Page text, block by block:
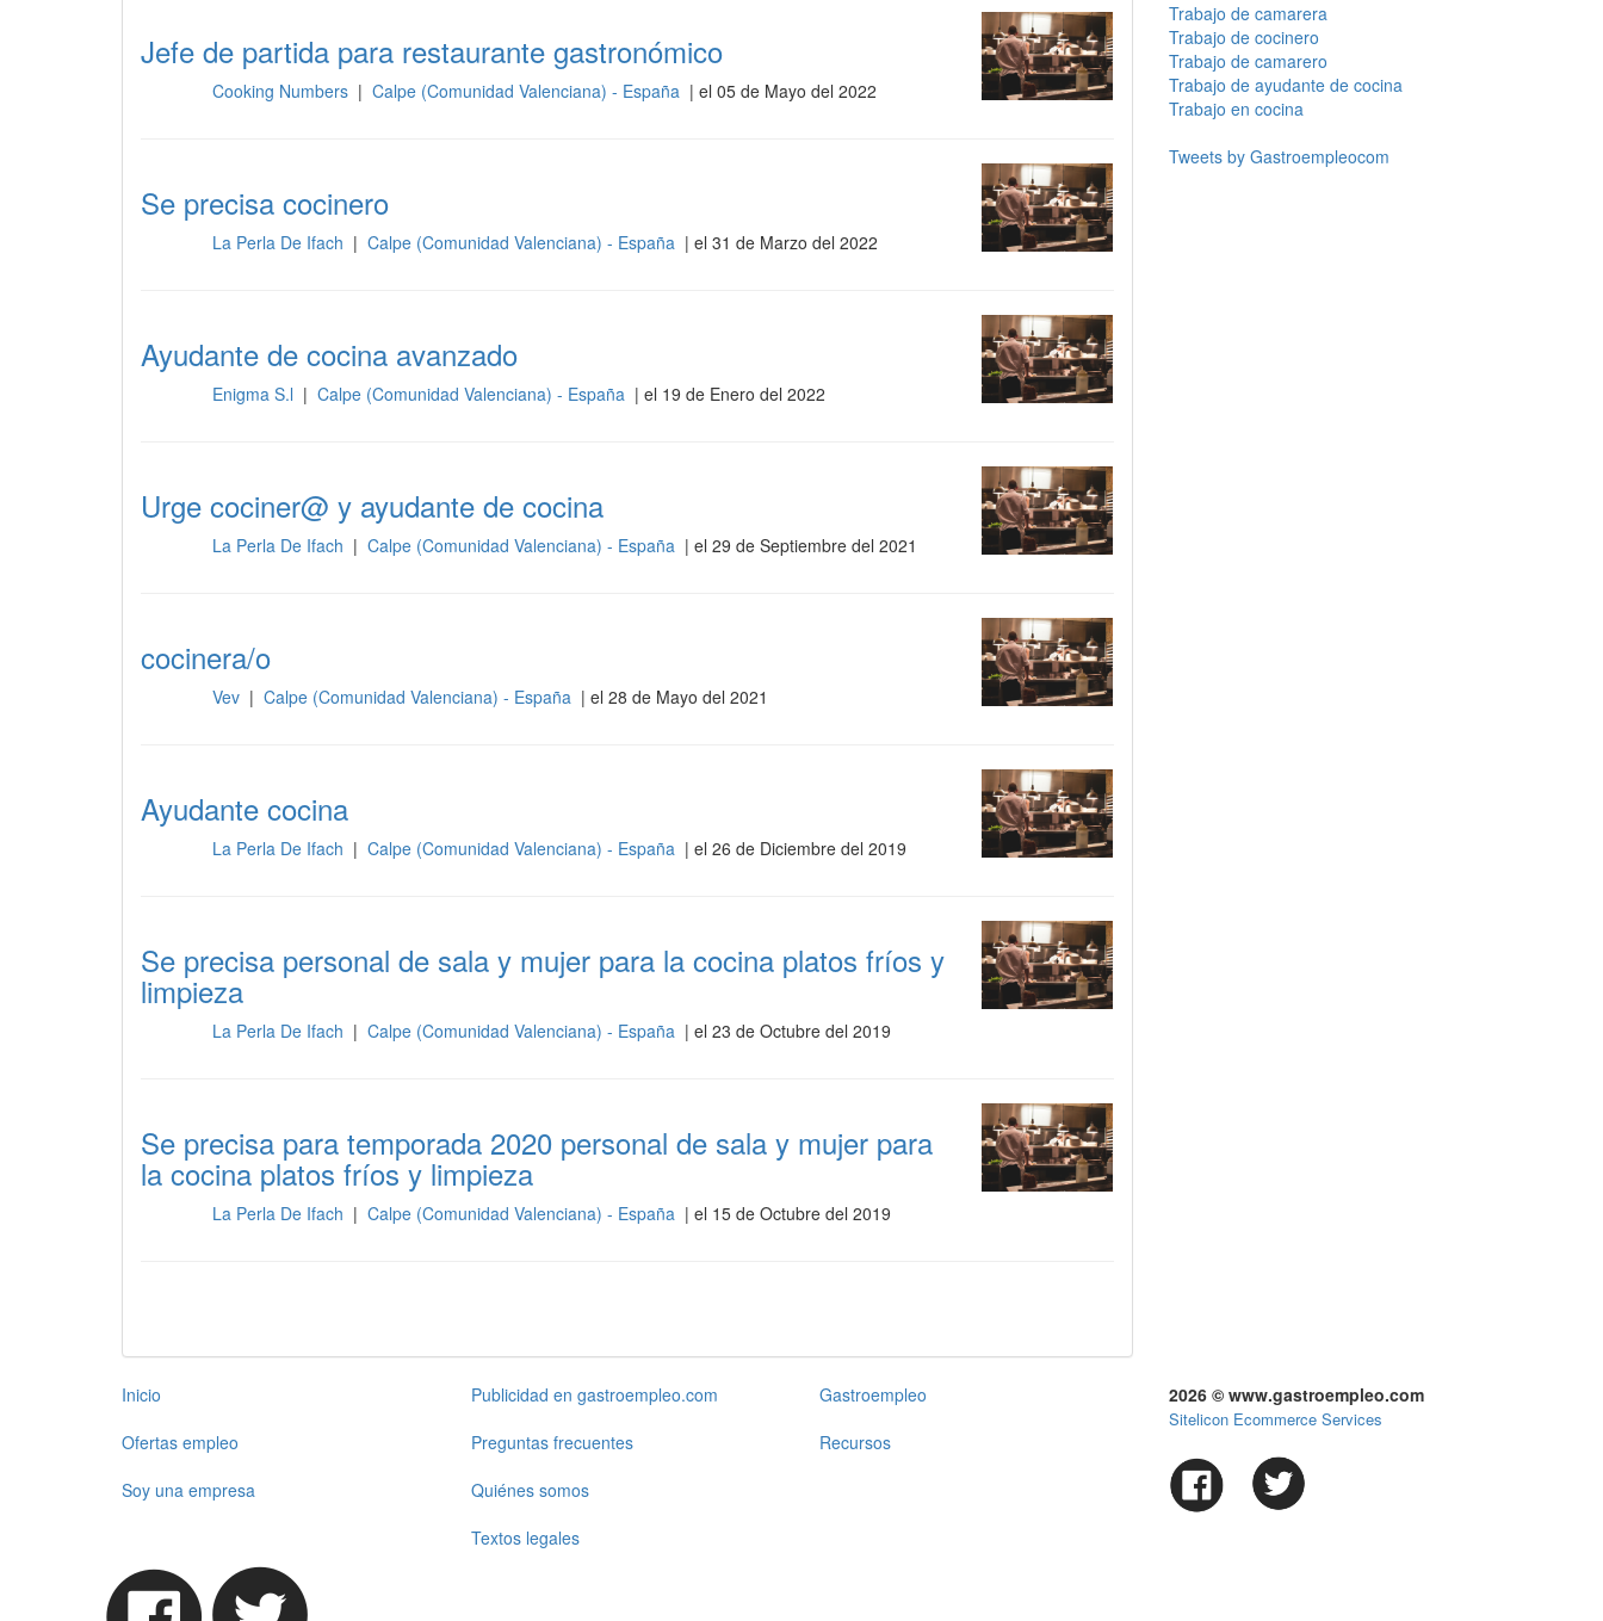
Jefe de partida para restaurante gastronómico
Cooking Numbers | Calpe (Comunidad Valenciana) - España | el 05 de Mayo del 2022
Se precisa cocinero
La Perla De Ifach | Calpe (Comunidad Valenciana) - España | el 31 de Marzo del 2022
Ayudante de cocina avanzado
Enigma S.l | Calpe (Comunidad Valenciana) - España | el 19 de Enero del 2022
Urge cociner@ y ayudante de cocina
La Perla De Ifach | Calpe (Comunidad Valenciana) - España | el 29 de Septiembre del 2021
cocinera/o
Vev | Calpe (Comunidad Valenciana) - España | el 28 de Mayo del 2021
Ayudante cocina
La Perla De Ifach | Calpe (Comunidad Valenciana) - España | el 26 de Diciembre del 2019
Se precisa personal de sala y mujer para la cocina platos fríos y
limpieza
La Perla De Ifach | Calpe (Comunidad Valenciana) - España | el 23 de Octubre del 2019
Se precisa para temporada 2020 personal de sala y mujer para
la cocina platos fríos y limpieza
La Perla De Ifach | Calpe (Comunidad Valenciana) - España | el 15 de Octubre del 2019
Trabajo de camarera
Trabajo de cocinero
Trabajo de camarero
Trabajo de ayudante de cocina
Trabajo en cocina
Tweets by Gastroempleocom
Inicio
Ofertas empleo
Soy una empresa
Publicidad en gastroempleo.com
Preguntas frecuentes
Quiénes somos
Textos legales
Gastroempleo
Recursos
2026 © www.gastroempleo.com
Sitelicon Ecommerce Services